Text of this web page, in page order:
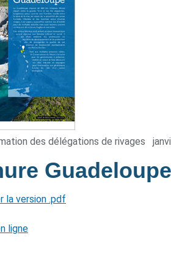
des délégations de rivages
Guadeloupe
la version .pdf
ligne